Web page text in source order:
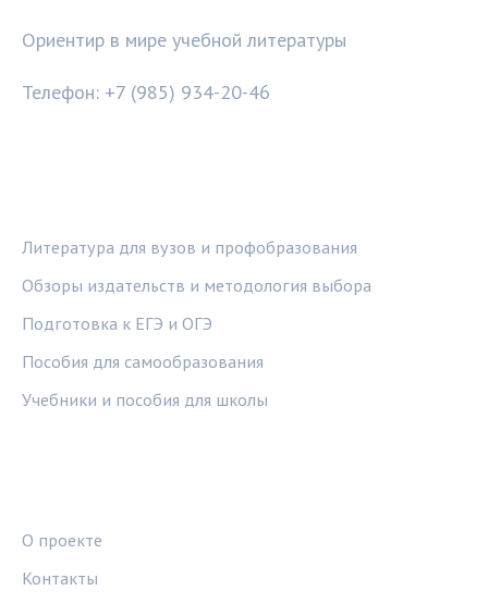
Ориентир в мире учебной литературы
Телефон: +7 (985) 934-20-46
Литература для вузов и профобразования
Обзоры издательств и методология выбора
Подготовка к ЕГЭ и ОГЭ
Пособия для самообразования
Учебники и пособия для школы
О проекте
Контакты